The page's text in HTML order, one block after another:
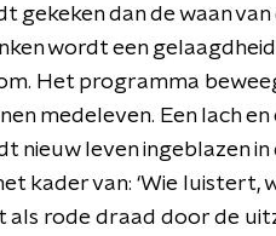
gekeken dan de waan
wordt een
Het programma
medeleven. Een lach
nieuw leven ingeblazen
kader van: ‘Wie luistert,
als rode draad door de